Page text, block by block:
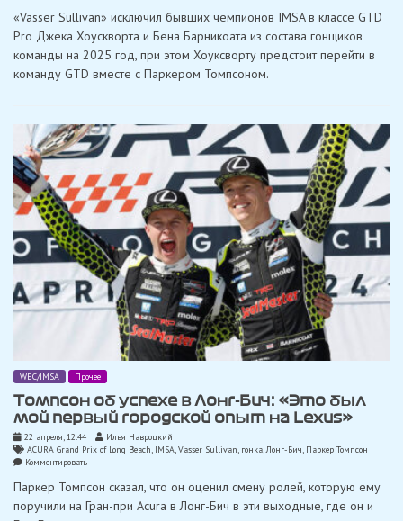
Sullivan»
команду
перед
IMSA
«Vasser Sullivan» исключил бывших чемпионов IMSA в классе GTD
Pro Джека Хоускворта и Бена Барникоата из состава гонщиков
команды на 2025 год, при этом Хоуксворту предстоит перейти в
команду GTD вместе с Паркером Томпсоном.
WEC/IMSA Прочее
Томпсон об успехе в Лонг-Бич: «Это был
мой первый городской опыт на Lexus»
22 апреля, 12:44
Илья Навроцкий
ACURA Grand Prix of Long Beach, IMSA,Vasser Sullivan, гонка,Лонг-Бич, Паркер Томпсон
Комментироватьon
об
успехе
в
Паркер Томпсон сказал, что он оценил смену ролей, которую ему
поручили на Гран-при Acura в Лонг-Бич в эти выходные, где он и